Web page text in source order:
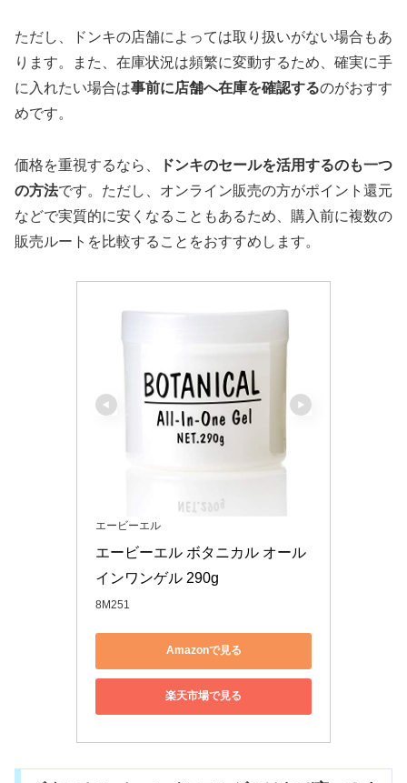
ただし、ドンキの店舗によっては取り扱いがない場合もあ
ります。また、在庫状況は頻繁に変動するため、確実に手
に入れたい場合は事前に店舗へ在庫を確認するのがおすす
めです。
価格を重視するなら、
ドンキのセールを活用するのも一つ
の方法です。ただし、オンライン販売の方がポイント還元
などで実質的に安くなることもあるため、購入前に複数の
販売ルートを比較することをおすすめします。
エービーエル
エービーエル ボタニカル オール
インワンゲル 290g
8M251
Amazonで見る
楽天市場で見る